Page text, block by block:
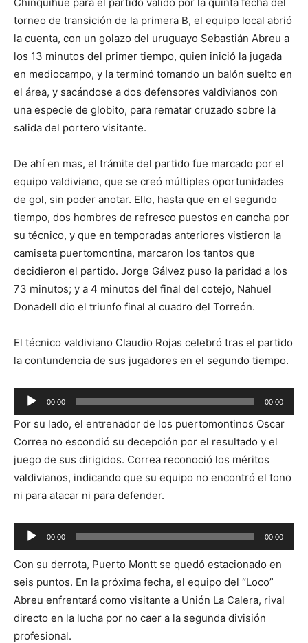
torneo de transición de la primera B, el equipo local abrió
la cuenta, con un golazo del uruguayo Sebastián Abreu a
los 13 minutos del primer tiempo, quien inició la jugada
en mediocampo, y la terminó tomando un balón suelto en
el área, y sacándose a dos defensores valdivianos con
una especie de globito, para rematar cruzado sobre la
salida del portero visitante.
De ahí en mas, el trámite del partido fue marcado por el
equipo valdiviano, que se creó múltiples oportunidades
de gol, sin poder anotar. Ello, hasta que en el segundo
tiempo, dos hombres de refresco puestos en cancha por
su técnico, y que en temporadas anteriores vistieron la
camiseta puertomontina, marcaron los tantos que
decidieron el partido. Jorge Gálvez puso la paridad a los
73 minutos; y a 4 minutos del final del cotejo, Nahuel
Donadell dio el triunfo final al cuadro del Torreón.
El técnico valdiviano Claudio Rojas celebró tras el partido
la contundencia de sus jugadores en el segundo tiempo.
Reproductor
de
audio
00:00 00:00
Por su lado, el entrenador de los puertomontinos Oscar
Correa no escondió su decepción por el resultado y el
juego de sus dirigidos. Correa reconoció los méritos
valdivianos, indicando que su equipo no encontró el tono
ni para atacar ni para defender.
Reproductor
de
audio
00:00 00:00
Con su derrota, Puerto Montt se quedó estacionado en
seis puntos. En la próxima fecha, el equipo del “Loco”
Abreu enfrentará como visitante a Unión La Calera, rival
directo en la lucha por no caer a la segunda división
profesional.